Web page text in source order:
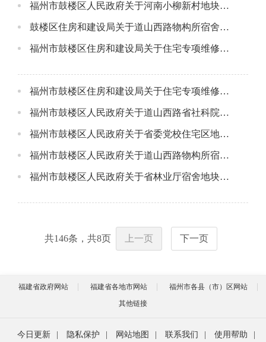
福州市鼓楼区人民政府关于河南小柳新村地块项目房屋征收告知书
鼓楼区住房和建设局关于道山西路物构所宿舍地块项目住宅专项维修资金因房屋征收办理退款事项的公告
福州市鼓楼区住房和建设局关于住宅专项维修资金因房屋征收办理退款事项的公告
福州市鼓楼区住房和建设局关于住宅专项维修资金因房屋征收办理退款事项的公告
福州市鼓楼区人民政府关于道山西路省社科院宿舍地块项目房屋征收告知书
福州市鼓楼区人民政府关于省委党校住宅区地块项目房屋征收告知书
福州市鼓楼区人民政府关于道山西路物构所宿舍地块项目房屋征收告知书
福州市鼓楼区人民政府关于省林业厅宿舍地块项目房屋征收告知书
共146条，共8页 上一页 下一页
福建省政府网站 福建省各地市网站
福州市各县（市）区网站
其他链接
今日更新 隐私保护 网站地图 联系我们 使用帮助